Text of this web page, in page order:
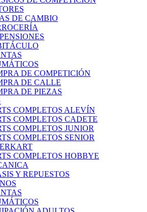
DE CAMBIO
DE COMPETICIÓN
DE CALLE
DE PIEZAS
COMPLETOS ALEVÍN
COMPLETOS CADETE
COMPLETOS JUNIOR
COMPLETOS SENIOR
COMPLETOS HOBBYE
Y REPUESTOS